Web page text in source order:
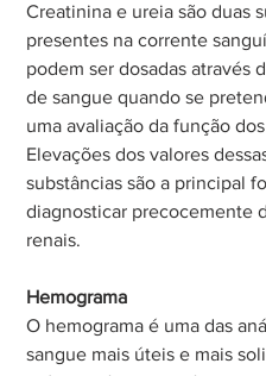
Creatinina e ureia são duas
presentes na corrente
podem ser dosadas através
de sangue quando se
uma avaliação da função
Elevações dos valores
substâncias são a principal
diagnosticar precocemente
renais.
Hemograma
O hemograma é uma das
sangue mais úteis e mais